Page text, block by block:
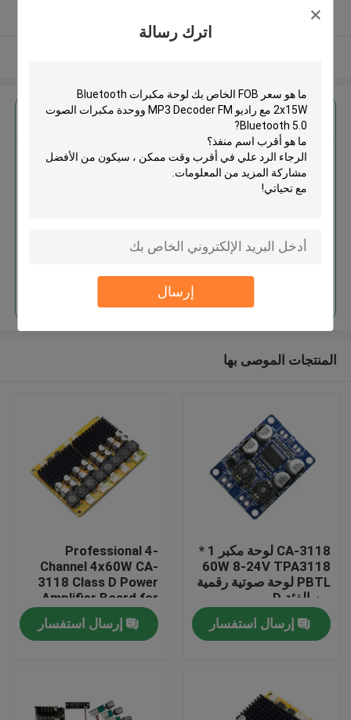
اترك رسالة
إرسال
الصفحة الرئيسية
معلومات عنا
احصل على افضل سعر ل
المنتجات الموصى بها
CA-3118 لوحة مكبر 1 *
60W 8-24V TPA3118
PBTL لوحة صوتية رقمية
من الفئة D
إرسال استفسار
Professional 4-
Channel 4x60W CA-
3118 Class D Power
Amplifier Board for
Speakers & Audio
Systems DC8-24V for
Receivers Amplifiers
إرسال استفسار